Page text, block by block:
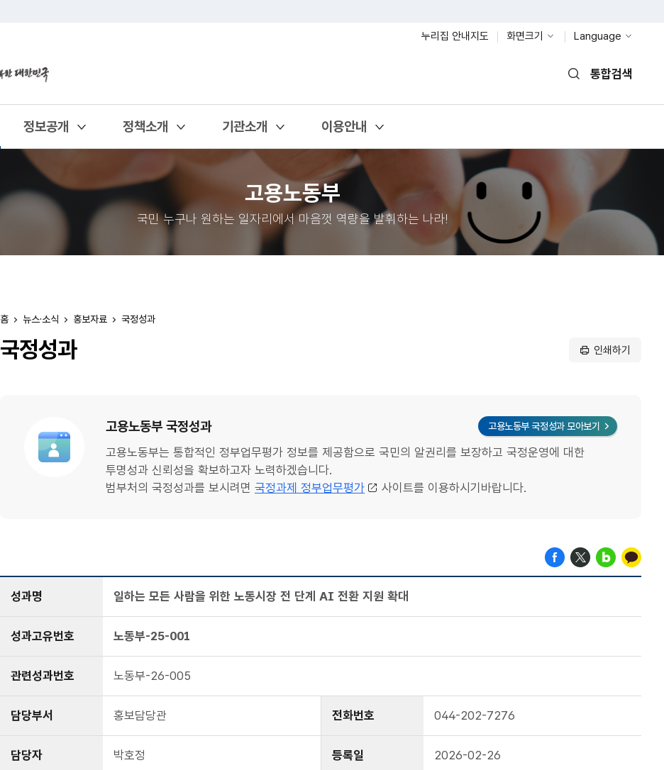
누리집 안내지도
화면크기 Language
통합검색
정보공개
열기
정책소개
열기
기관소개
열기
이용안내
열기
고용노동부
국민 누구나 원하는 일자리에서 마음껏 역량을 발휘하는 나라!
국정성과
홈 뉴스·소식 홍보자료 국정성과
인쇄하기
고용노동부 국정성과
고용노동부는 통합적인 정부업무평가 정보를 제공함으로 국민의 알권리를 보장하고 국정운영에 대한
투명성과 신뢰성을 확보하고자 노력하겠습니다.
범부처의 국정성과를 보시려면 국정과제 정부업무평가 사이트를 이용하시기바랍니다.
레이어 화면
고용노동부 국정성과 모아보기
성과명 일하는 모든 사람을 위한 노동시장 전 단계 AI 전환 지원 확대
성과고유번호 노동부-25-001
관련성과번호 노동부-26-005
담당부서 홍보담당관 전화번호 044-202-7276
담당자 박호정 등록일 2026-02-26